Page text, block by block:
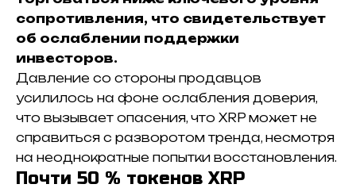
сопротивления, что свидетельствует
об ослаблении поддержки
инвесторов.
Давление со стороны продавцов
усилилось на фоне ослабления доверия,
что вызывает опасения, что XRP может не
справиться с разворотом тренда, несмотря
на неоднократные попытки восстановления.
Почти 50 % токенов XRP